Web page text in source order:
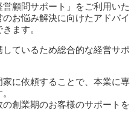
顧問サポート」をご利用いた
お悩み解決に向けたアドバイ
ます。
ているため総合的な経営サポ
に依頼することで、本業に専
創業期のお客様のサポートを